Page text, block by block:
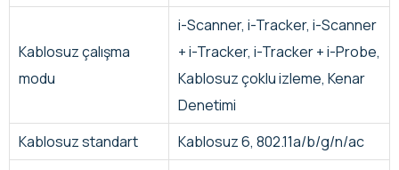
Kablosuz çalışma
modu
i-Scanner, i-Tracker, i-Scanner
+ i-Tracker, i-Tracker + i-Probe,
Kablosuz çoklu izleme, Kenar
Denetimi
Kablosuz standart
Kablosuz 6, 802.11a/b/g/n/ac